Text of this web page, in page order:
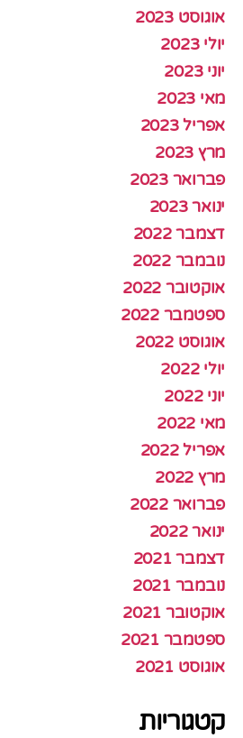
אוגוסט 2023
יולי 2023
יוני 2023
מאי 2023
אפריל 2023
מרץ 2023
פברואר 2023
ינואר 2023
דצמבר 2022
נובמבר 2022
אוקטובר 2022
ספטמבר 2022
אוגוסט 2022
יולי 2022
יוני 2022
מאי 2022
אפריל 2022
מרץ 2022
פברואר 2022
ינואר 2022
דצמבר 2021
נובמבר 2021
אוקטובר 2021
ספטמבר 2021
אוגוסט 2021
קטגוריות